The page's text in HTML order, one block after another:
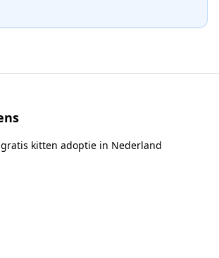
kitten adoptie in Nederland